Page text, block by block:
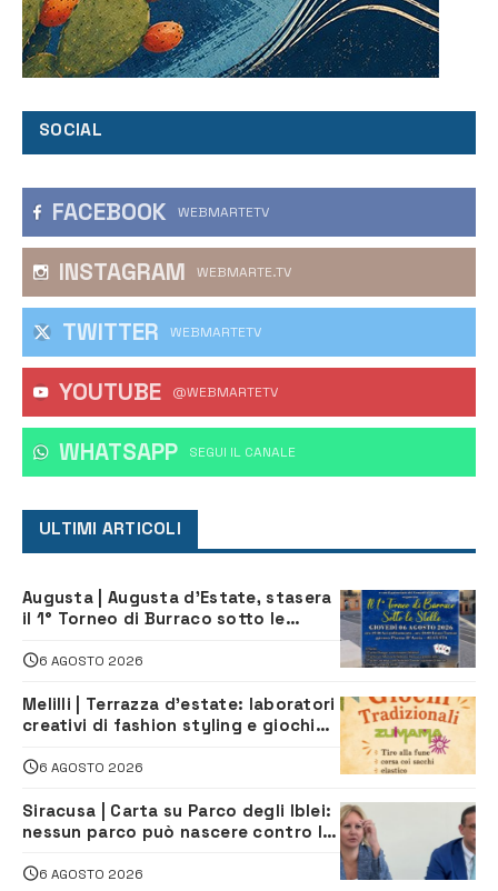
SOCIAL
FACEBOOK WEBMARTETV
INSTAGRAM WEBMARTE.TV
TWITTER WEBMARTETV
YOUTUBE @WEBMARTETV
WHATSAPP ‎SEGUI IL CANALE
ULTIMI ARTICOLI
Augusta | Augusta d’Estate, stasera
il 1° Torneo di Burraco sotto le
6 AGOSTO 2026
Melilli | Terrazza d’estate: laboratori
creativi di fashion styling e giochi
iscriversi
6 AGOSTO 2026
Siracusa | Carta su Parco degli Iblei:
nessun parco può nascere contro le
6 AGOSTO 2026